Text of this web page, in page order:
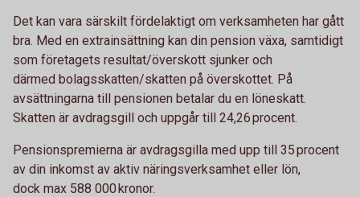
Det kan vara särskilt fördelaktigt om verksamheten har gått
bra. Med en extrainsättning kan din pension växa, samtidigt
som företagets resultat/överskott sjunker och
därmed bolagsskatten/skatten på överskottet. På
avsättningarna till pensionen betalar du en löneskatt.
Skatten är avdragsgill och uppgår till 24,26 procent.
Pensionspremierna är avdragsgilla med upp till 35 procent
av din inkomst av aktiv näringsverksamhet eller lön,
dock max 588 000 kronor.